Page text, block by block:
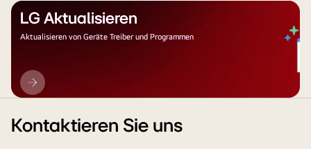
LG Aktualisieren
Aktualisieren von Geräte Treiber und Programmen
LG
Aktualisieren
Kontaktieren Sie uns